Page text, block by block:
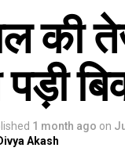
की
पड़ी
1 month ago on
Akash